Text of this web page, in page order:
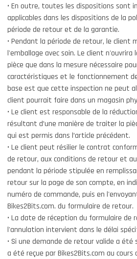
• En outre, toutes les dispositions sont
applicables dans les dispositions de la
période de retour et de la garantie.
• Pendant la période de retour, le client
l'emballage avec soin. Le client n'ouvrira
pièce que dans la mesure nécessaire
caractéristiques et le fonctionnement
base est que cette inspection ne peut
client pourrait faire dans un magasin
• Le client est responsable de la
résultant d’une manière de traiter la
qui est permis dans l’article précédent.
• Le client peut résilier le contrat
de retour, aux conditions de retour et
pendant la période stipulée en
retour sur la page de son compte, en
numéro de commande, puis en
Bikes2Bits.com. du formulaire de retour.
• La date de réception du formulaire de
l'annulation intervient dans le délai
• Si une demande de retour valide a été
a été reçue par Bikes2Bits.com au